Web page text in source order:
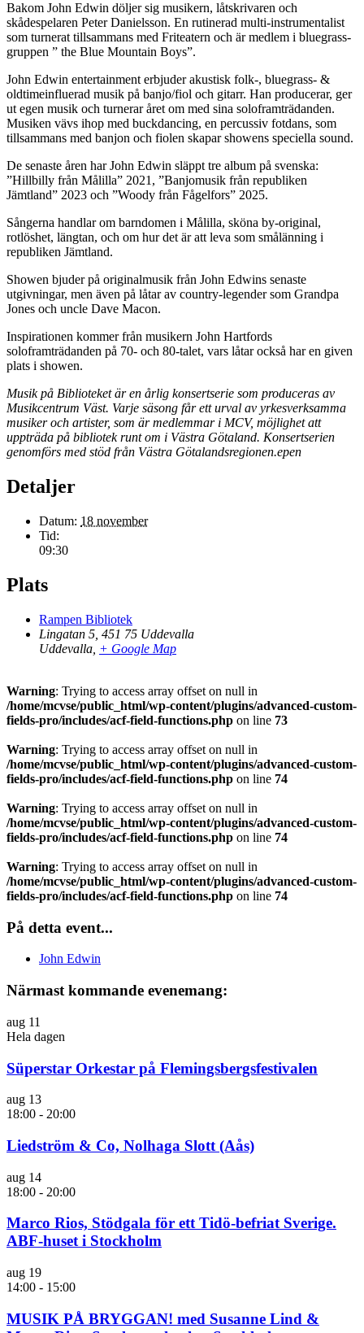
Bakom John Edwin döljer sig musikern, låtskrivaren och
skådespelaren Peter Danielsson. En rutinerad multi-instrumentalist
som turnerat tillsammans med Friteatern och är medlem i bluegrass-
gruppen ” the Blue Mountain Boys”.
John Edwin entertainment erbjuder akustisk folk-, bluegrass- &
oldtimeinfluerad musik på banjo/fiol och gitarr. Han producerar, ger
ut egen musik och turnerar året om med sina soloframträdanden.
Musiken vävs ihop med buckdancing, en percussiv fotdans, som
tillsammans med banjon och fiolen skapar showens speciella sound.
De senaste åren har John Edwin släppt tre album på svenska:
”Hillbilly från Målilla” 2021, ”Banjomusik från republiken
Jämtland” 2023 och ”Woody från Fågelfors” 2025.
Sångerna handlar om barndomen i Målilla, sköna by-original,
rotlöshet, längtan, och om hur det är att leva som smålänning i
republiken Jämtland.
Showen bjuder på originalmusik från John Edwins senaste
utgivningar, men även på låtar av country-legender som Grandpa
Jones och uncle Dave Macon.
Inspirationen kommer från musikern John Hartfords
soloframträdanden på 70- och 80-talet, vars låtar också har en given
plats i showen.
Musik på Biblioteket är en årlig konsertserie som produceras av
Musikcentrum Väst. Varje säsong får ett urval av yrkesverksamma
musiker och artister, som är medlemmar i MCV, möjlighet att
uppträda på bibliotek runt om i Västra Götaland. Konsertserien
genomförs med stöd från Västra Götalandsregionen.epen
Detaljer
Datum: 18 november
Tid:
09:30
Plats
Rampen Bibliotek
Lingatan 5, 451 75 Uddevalla
Uddevalla + Google Map
Warning: Trying to access array offset on null in
/home/mcvse/public_html/wp-content/plugins/advanced-custom-
fields-pro/includes/acf-field-functions.php on line 73
Warning: Trying to access array offset on null in
/home/mcvse/public_html/wp-content/plugins/advanced-custom-
fields-pro/includes/acf-field-functions.php on line 74
Warning: Trying to access array offset on null in
/home/mcvse/public_html/wp-content/plugins/advanced-custom-
fields-pro/includes/acf-field-functions.php on line 74
Warning: Trying to access array offset on null in
/home/mcvse/public_html/wp-content/plugins/advanced-custom-
fields-pro/includes/acf-field-functions.php on line 74
På detta event...
John Edwin
Närmast kommande evenemang:
aug 11
Hela dagen
Süperstar Orkestar på Flemingsbergsfestivalen
aug 13
18:00 - 20:00
Liedström & Co, Nolhaga Slott (Aås)
aug 14
18:00 - 20:00
Marco Rios, Stödgala för ett Tidö-befriat Sverige.
ABF-huset i Stockholm
aug 19
14:00 - 15:00
MUSIK PÅ BRYGGAN! med Susanne Lind &